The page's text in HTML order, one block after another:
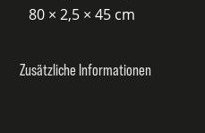
80 × 2,5 × 45 cm
Zusätzliche Informationen